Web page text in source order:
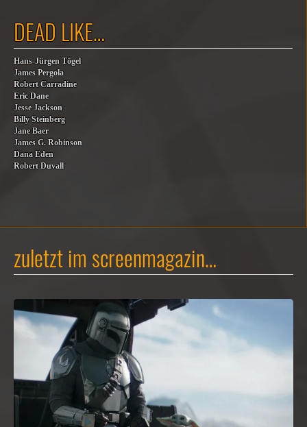
DEAD LIKE…
Hans-Jürgen Tögel
James Pergola
Robert Carradine
Eric Dane
Jesse Jackson
Billy Steinberg
Jane Baer
James G. Robinson
Dana Eden
Robert Duvall
zuletzt im screenmagazin…